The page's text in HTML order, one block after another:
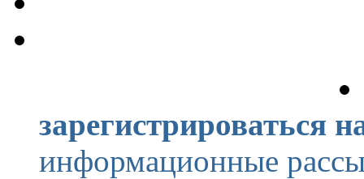
зарегистрироваться
информационные